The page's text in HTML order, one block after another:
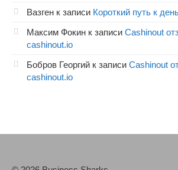
Вазген к записи Короткий путь к
Максим Фокин к записи Cashinout
cashinout.io
Бобров Георгий к записи Cashinout
cashinout.io